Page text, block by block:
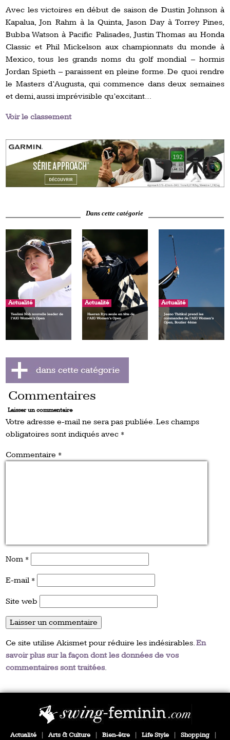
Avec les victoires en début de saison de Dustin Johnson à
Kapalua, Jon Rahm à la Quinta, Jason Day à Torrey Pines,
Bubba Watson à Pacific Palisades, Justin Thomas au Honda
Classic et Phil Mickelson aux championnats du monde à
Mexico, tous les grands noms du golf mondial – hormis
Jordan Spieth – paraissent en pleine forme. De quoi rendre
le Masters d’Augusta, qui commence dans deux semaines
et demi, aussi imprévisible qu’excitant…
Voir le classement
Dans cette catégorie
Actualité
Yealimi Noh nouvelle leader de
l’AIG Women’s Open
Actualité
Haeran Ryu seule en tête de
l’AIG Women’s Open
Actualité
Jeeno Thitikul prend les
commandes de l’AIG Women’s
Open, Boutier 4ème
Commentaires
Laisser un commentaire
Votre adresse e-mail ne sera pas publiée.Les champs
obligatoires sont indiqués avec *
Commentaire *
Nom *
E-mail *
Site web
Ce site utilise Akismet pour réduire les indésirables.En
savoir plus sur la façon dont les données de vos
commentaires sont traitées.
Actualité Arts & Culture Bien-être Life Style Shopping